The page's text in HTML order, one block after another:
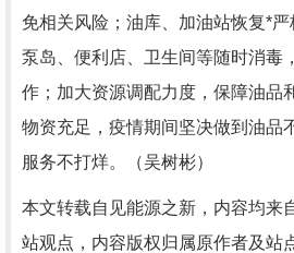
免相关风险；油库、加油站恢复*
泵岛、便利店、卫生间等随时消毒
作；加大资源调配力度，保障油品
物资充足，疫情期间坚决做到油品
服务不打烊。（吴树彬）
本文转载自见能源之新，内容均来
站观点，内容版权归属原作者及站